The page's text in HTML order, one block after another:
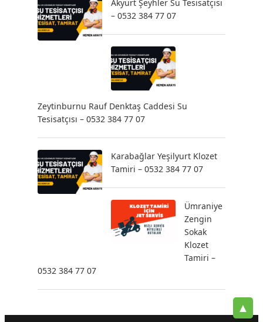
Akyurt Şeyhler Su Tesisatçısı
– 0532 384 77 07
Zeytinburnu Rauf Denktaş Caddesi Su
Tesisatçısı – 0532 384 77 07
Karabağlar Yeşilyurt Klozet
Tamiri – 0532 384 77 07
Ümraniye
Zengin
Sokak
Klozet
Tamiri –
0532 384 77 07
▲